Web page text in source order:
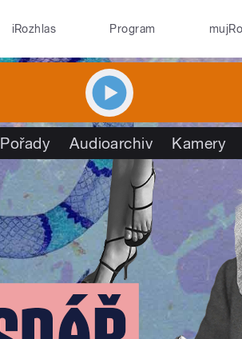
iRozhlas Program
Pořady Audioarchiv Kamery